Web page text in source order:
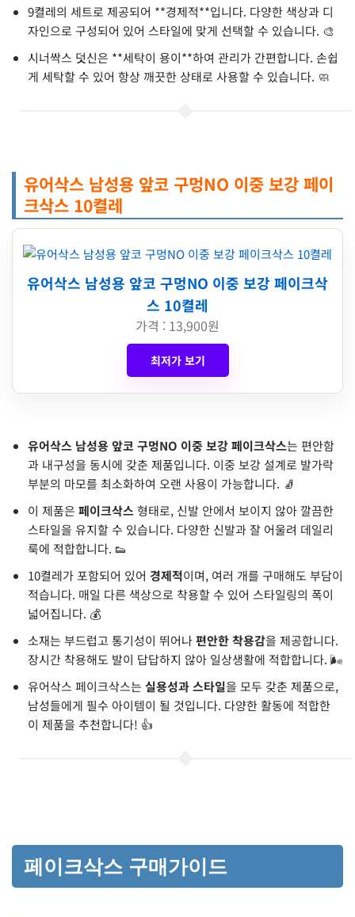
9켤레의 세트로 제공되어 **경제적**입니다. 다양한 색상과 디
자인으로 구성되어 있어 스타일에 맞게 선택할 수 있습니다. 🎨
시너싹스 덧신은 **세탁이 용이**하여 관리가 간편합니다. 손쉽
게 세탁할 수 있어 항상 깨끗한 상태로 사용할 수 있습니다. 🧼
유어삭스 남성용 앞코 구멍NO 이중 보강 페이
크삭스 10켤레
유어삭스 남성용 앞코 구멍NO 이중 보강 페이크삭
스 10켤레
가격 : 13,900원
최저가 보기
유어삭스 남성용 앞코 구멍NO 이중 보강 페이크삭스는 편안함
과 내구성을 동시에 갖춘 제품입니다. 이중 보강 설계로 발가락
부분의 마모를 최소화하여 오랜 사용이 가능합니다. 🧦
이 제품은 페이크삭스형태로, 신발 안에서 보이지 않아 깔끔한
스타일을 유지할 수 있습니다. 다양한 신발과 잘 어울려 데일리
룩에 적합합니다. 👟
10켤레가 포함되어 있어 경제적이며, 여러 개를 구매해도 부담이
적습니다. 매일 다른 색상으로 착용할 수 있어 스타일링의 폭이
넓어집니다. 💰
소재는 부드럽고 통기성이 뛰어나편안한 착용감을 제공합니다.
장시간 착용해도 발이 답답하지 않아 일상생활에 적합합니다. 🌬️
유어삭스 페이크삭스는 실용성과 스타일을 모두 갖춘 제품으로,
남성들에게 필수 아이템이 될 것입니다. 다양한 활동에 적합한
이 제품을 추천합니다! 👍
페이크삭스 구매가이드